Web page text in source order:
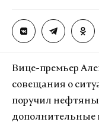
Вице-премьер
совещания о
поручил
дополнительные